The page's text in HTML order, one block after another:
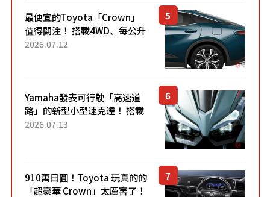
最便宜的Toyota「Crown」
值得關注！ 搭載4WD、每公升
22.4公里低油耗表現超亮眼！
2026.07.12
Yamaha發表可行駛「高速道
路」的新型小型速克達！ 搭載
能享受超強勁「渦輪感」的動
2026.07.13
910萬日圓！Toyota 玩真的的
「超豪華 Crown」太厲害了！